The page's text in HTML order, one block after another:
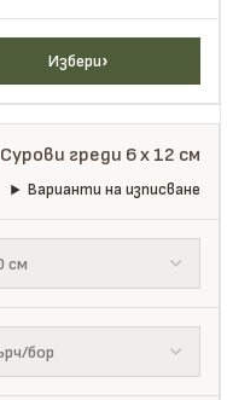
Избери
Сурови греди 6 x 12 см
Варианти на изписване